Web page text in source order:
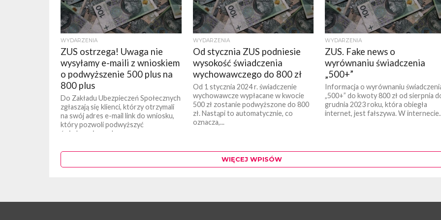
WYDARZENIA
ZUS ostrzega! Uwaga nie
wysyłamy e-maili z wnioskiem
o podwyższenie 500 plus na
800 plus
Do Zakładu Ubezpieczeń Społecznych
zgłaszają się klienci, którzy otrzymali
na swój adres e-mail link do wniosku,
który pozwoli podwyższyć
świadczenie wychowawcze z...
WYDARZENIA
Od stycznia ZUS podniesie
wysokość świadczenia
wychowawczego do 800 zł
Od 1 stycznia 2024 r. świadczenie
wychowawcze wypłacane w kwocie
500 zł zostanie podwyższone do 800
zł. Nastąpi to automatycznie, co
oznacza,...
WYDARZENIA
ZUS. Fake news o
wyrównaniu świadczenia
„500+”
Informacja o wyrównaniu
„500+” do kwoty 800 zł od sierpnia
grudnia 2023 roku, która obiegła
internet, jest fałszywa. W
WIĘCEJ WPISÓW